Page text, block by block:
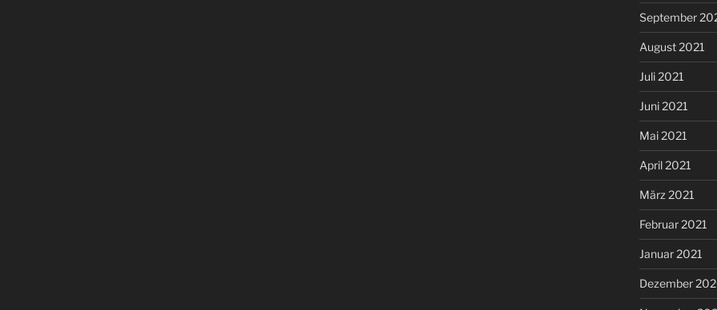
September
August 2021
Juli 2021
Juni 2021
Mai 2021
April 2021
März 2021
Februar 2021
Januar 2021
Dezember